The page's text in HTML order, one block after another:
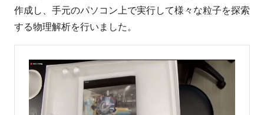
作成し、手元のパソコン上で実行して様々な粒子を探索
する物理解析を行いました。